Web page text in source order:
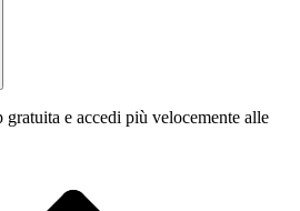
e accedi più velocemente alle